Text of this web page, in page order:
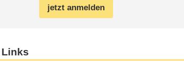
jetzt anmelden